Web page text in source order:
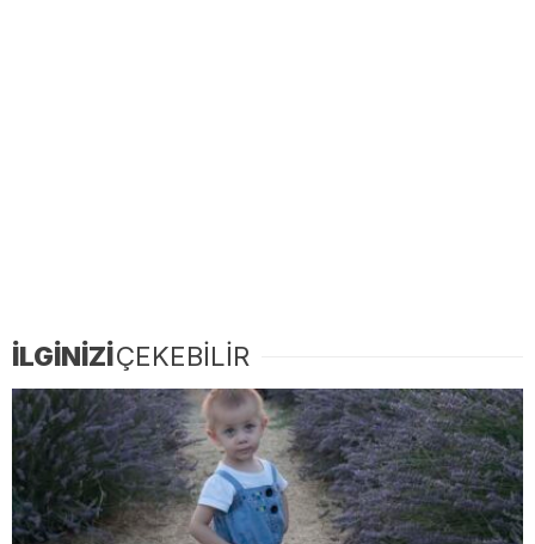
İLGİNİZİÇEKEBİLİR